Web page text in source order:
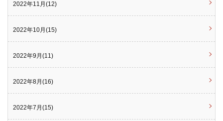
2022年11月(12)
2022年10月(15)
2022年9月(11)
2022年8月(16)
2022年7月(15)